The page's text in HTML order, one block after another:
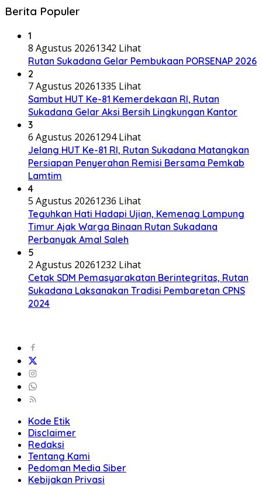
Berita Populer
1
8 Agustus 20261342 Lihat
Rutan Sukadana Gelar Pembukaan PORSENAP 2026
2
7 Agustus 20261335 Lihat
Sambut HUT Ke-81 Kemerdekaan RI, Rutan
Sukadana Gelar Aksi Bersih Lingkungan Kantor
3
6 Agustus 20261294 Lihat
Jelang HUT Ke-81 RI, Rutan Sukadana Matangkan
Persiapan Penyerahan Remisi Bersama Pemkab
Lamtim
4
5 Agustus 20261236 Lihat
Teguhkan Hati Hadapi Ujian, Kemenag Lampung
Timur Ajak Warga Binaan Rutan Sukadana
Perbanyak Amal Saleh
5
2 Agustus 20261232 Lihat
Cetak SDM Pemasyarakatan Berintegritas, Rutan
Sukadana Laksanakan Tradisi Pembaretan CPNS
2024
Kode Etik
Disclaimer
Redaksi
Tentang Kami
Pedoman Media Siber
Kebijakan Privasi